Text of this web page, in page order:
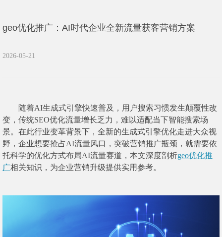
geo优化推广：AI时代企业全新流量获客营销方案
2026-05-21
随着AI生成式引擎快速普及，用户搜索习惯发生颠覆性改
变，传统SEO优化流量增长乏力，难以适配当下智能搜索场
景。在此行业变革背景下，全新的生成式引擎优化走进大众视
野，企业想要抢占AI流量风口，突破营销推广瓶颈，就需要依
托科学的优化方式布局AI流量赛道，本文深度剖析geo优化推
广相关知识，为企业营销升级提供实用参考。